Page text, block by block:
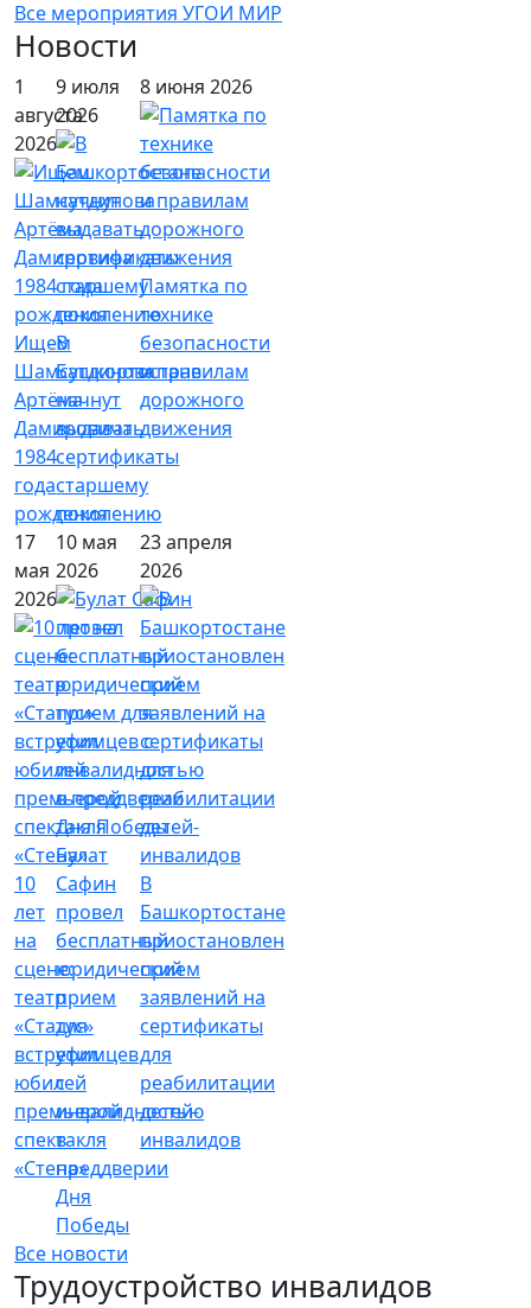
Все мероприятия УГОИ МИР
Новости
1
августа
2026
Ищем
Шамсутдинова
Артёма
Дамировича
1984
года
рождения
9 июля
2026
В
Башкортостане
начнут
выдавать
сертификаты
старшему
поколению
8 июня 2026
Памятка по
технике
безопасности
и правилам
дорожного
движения
17
мая
2026
10
лет
на
сцене:
театр
«Статус»
встретил
юбилей
премьерой
спектакля
«Стена»
10 мая
2026
Булат
Сафин
провел
бесплатный
юридический
прием
для
уфимцев
с
инвалидностью
в
преддверии
Дня
Победы
23 апреля
2026
В
Башкортостане
приостановлен
прием
заявлений на
сертификаты
для
реабилитации
детей-
инвалидов
Все новости
Трудоустройство инвалидов